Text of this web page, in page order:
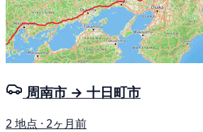
周南市 → 十日町市
2 地点 · 2ヶ月前